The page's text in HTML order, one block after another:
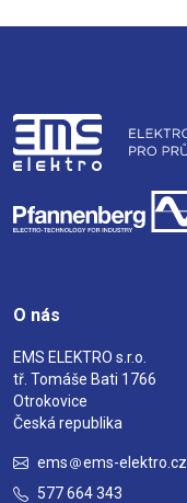
O nás
EMS ELEKTRO s.r.o.
tř. Tomáše Bati 1766
Otrokovice
Česká republika
ems
ems-elektro.cz
577 664 343